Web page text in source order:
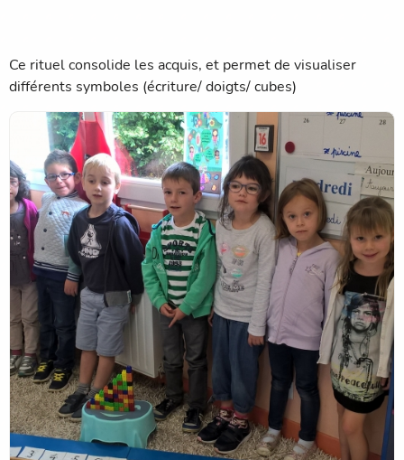
Ce rituel consolide les acquis, et permet de visualiser
différents symboles (écriture/ doigts/ cubes)